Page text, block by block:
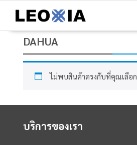
content
DAHUA
ไม่พบสินค้าตรงกับที่คุณเลือก
บริการของเรา